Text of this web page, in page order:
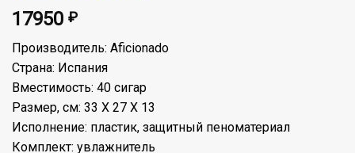
17950 ₽
Производитель: Aficionado
Страна: Испания
Вместимость: 40 сигар
Размер, см: 33 Х 27 Х 13
Исполнение: пластик, защитный пеноматериал
Комплект: увлажнитель